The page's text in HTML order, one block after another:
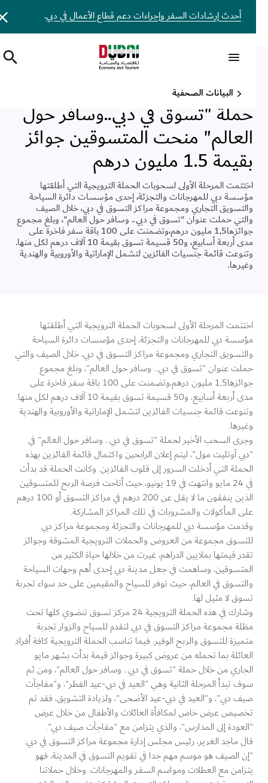
أحدث إرشادات السفر وإجراءات دعم قطاع الأعمال في دبي.
البيانات الصحفيةاﻷربعاء, 24 يونيو, 2015
دبي الإمارات العربية المتحدة
حملة "تسوق في دبي..وسافر حول
العالم" منحت المتسوقين جوائز
بقيمة 1.5 مليون درهم
اختتمت المرحلة الأولى لسحوبات الحملة الترويجية التي أطلقتها
مؤسسة دبي للمهرجانات والتجزئة، إحدى مؤسسات دائرة السياحة
والتسويق التجاري ومجموعة مراكز التسوق في دبي، خلال الصيف
والتي حملت عنوان "تسوق في دبي.. وسافر حول العالم"، وبلغ مجموع
جوائزها1,5 مليون درهم،وتضمنت على 100 باقة سفر فاخرة على
مدى أربعة أسابيع، و50 قسيمة تسوق بقيمة 10 آلاف درهم لكل منها.
وتنوعت قائمة جنسيات الفائزين لتشمل الإماراتية والأوروبية والهندية
وغيرها.
اختتمت المرحلة الأولى لسحوبات الحملة الترويجية التي أطلقتها
مؤسسة دبي للمهرجانات والتجزئة، إحدى مؤسسات دائرة السياحة
والتسويق التجاري ومجموعة مراكز التسوق في دبي، خلال الصيف والتي
حملت عنوان "تسوق في دبي.. وسافر حول العالم"، وبلغ مجموع
جوائزها1,5 مليون درهم،وتضمنت على 100 باقة سفر فاخرة على
مدى أربعة أسابيع، و50 قسيمة تسوق بقيمة 10 آلاف درهم لكل منها.
وتنوعت قائمة جنسيات الفائزين لتشمل الإماراتية والأوروبية والهندية
وغيرها.
وجرى السحب الأخير لحملة "تسوق في دبي.. وسافر حول العالم" في
"دبي آوتليت مول"، ليتم إعلان الرابحين واكتمال قائمة الفائزين بهذه
الحملة التي أدخلت السرور إلى قلوب الفائزين. وكانت الحملة قد بدأت
في 24 مايو وانتهت في 19 يونيو، حيث أتاحت فرصة الربح للمتسوقين
الذين ينفقون ما لا يقل عن 200 درهم في مراكز التسوق أو 100 درهم
على المأكولات والمشروبات في تلك المراكز المشاركة.
وقدمت مؤسسة دبي للمهرجانات والتجزئة ومجموعة مراكز دبي
للتسوق مجموعة من العروض والحملات الترويجية المشوقة وجوائز
تقدر قيمتها بملايين الدراهم، غيرت من خلالها حياة الكثير من
المتسوقين، وساهمت في جعل مدينة دبي إحدى أهم وجهات السياحة
والتسوق في العالم، حيث توفر للسياح والمقيمين على حد سواء تجربة
تسوق لا مثيل لها.
وشارك في هذه الحملة الترويجية 24 مركز تسوق تنضوي كلها تحت
مظلة مجموعة مراكز التسوق في دبي لتقدم للسياح والزوار تجربة
متميزة للتسوق والربح الوفير. فيما تناسب الحملة الترويجية كافة أفراد
العائلة بما تحمله من عروض كبيرة وجوائز قيمة بدأت بشهر مايو
الجاري من خلال حملة "تسوق في دبي.. وسافر حول العالم"، ومن ثم
سوف تبدأ المرحلة الثانية وهي "العيد في دبي-عيد الفطر"، و"مفاجآت
صيف دبي"، و"العيد في دبي-عيد الأضحى"، ولزيادة التشويق، فقد تم
تخصيص عرض خاص لمكافأة العائلات والأطفال من خلال عرض
"العودة إلى المدارس"، والذي يتزامن مع "مفاجآت صيف دبي".
قال ماجد الغرير، رئيس مجلس إدارة مجموعة مراكز التسوق في دبي:
"إن الصيف هو موسم مهم جدا في تقويم التسوق في المدينة، فهو
يتزامن مع العطلات ومواسم السفر والمهرجانات. وخلال حملاتنا